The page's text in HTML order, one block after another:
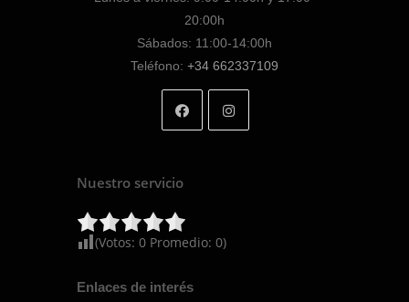
20:00h
Sábados: 11:00-14:00h
Teléfono: +34 662337109
Nuestro servicio
(Votos: 0 Promedio: 0)
Enlaces de interés